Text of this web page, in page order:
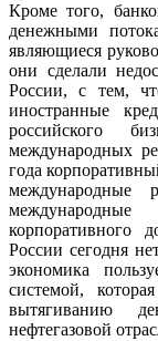
Кроме того,
денежными
являющиеся
они сделали
России, с тем,
иностранные
российского
международных
года
корпоративного
России сегодня
экономика
системой,
вытягиванию
нефтегазовой